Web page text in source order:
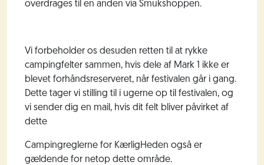
overdrages til en anden via Smukshoppen.
Vi forbeholder os desuden retten til at rykke
campingfelter sammen, hvis dele af Mark 1 ikke er
blevet forhåndsreserveret, når festivalen går i gang.
Dette tager vi stilling til i ugerne op til festivalen, og
vi sender dig en mail, hvis dit felt bliver påvirket af
dette
Campingreglerne for KærligHeden også er
gældende for netop dette område.